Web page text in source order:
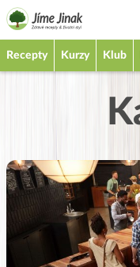
Recepty Kurzy Klub